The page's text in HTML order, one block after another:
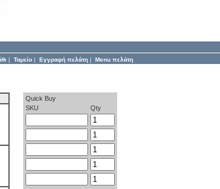
| Ταμείο | Εγγραφή πελάτη | Menu πελάτη
Quick Buy
SKU
Qty